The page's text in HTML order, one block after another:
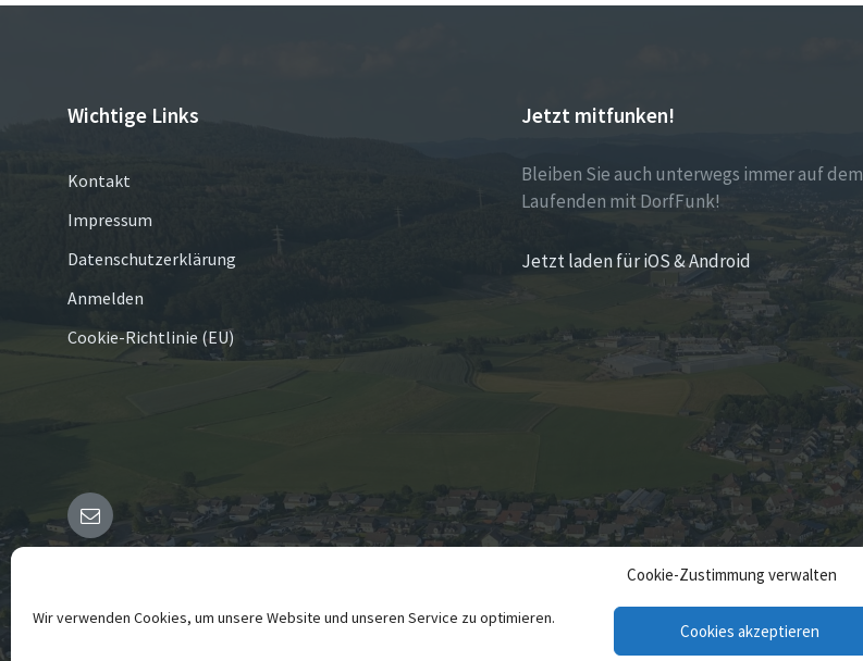
Cookie-Zustimmung verwalten
Wir verwenden Cookies, um unsere Website und unseren Service zu optimieren.
Cookies akzeptieren
Wichtige Links
Kontakt
Impressum
Datenschutzerklärung
Anmelden
Cookie-Richtlinie (EU)
Jetzt mitfunken!
Bleiben Sie auch unterwegs immer auf dem
Laufenden mit DorfFunk!
Jetzt laden für iOS & Android
E-